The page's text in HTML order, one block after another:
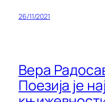
26/11/2021
Вера
Поезија је